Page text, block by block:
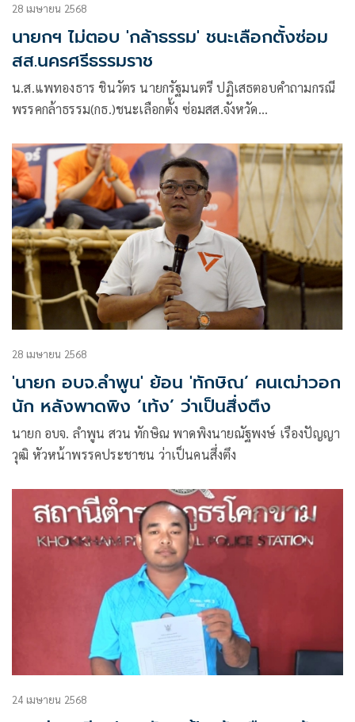
28 เมษายน 2568
นายกฯ ไม่ตอบ 'กล้าธรรม' ชนะเลือกตั้งซ่อม
สส.นครศรีธรรมราช
น.ส.แพทองธาร ชินวัตร นายกรัฐมนตรี ปฏิเสธตอบคำถามกรณี
พรรคกล้าธรรม(กธ.)ชนะเลือกตั้ง ซ่อมสส.จังหวัด
28 เมษายน 2568
'นายก อบจ.ลำพูน' ย้อน 'ทักษิณ’ คนเฒ่าวอก
นัก หลังพาดพิง ‘เท้ง’ ว่าเป็นสึ่งตึง
นายก อบจ. ลำพูน สวน ทักษิณ พาดพิงนายณัฐพงษ์ เรืองปัญญา
วุฒิ หัวหน้าพรรคประชาชน ว่าเป็นคนสึ่งตึง
24 เมษายน 2568